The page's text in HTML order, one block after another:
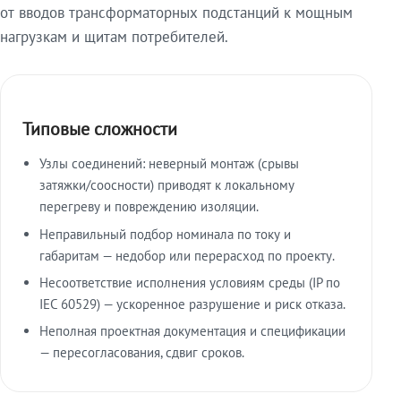
от вводов трансформаторных подстанций к мощным
нагрузкам и щитам потребителей.
Типовые сложности
Узлы соединений: неверный монтаж (срывы
затяжки/соосности) приводят к локальному
перегреву и повреждению изоляции.
Неправильный подбор номинала по току и
габаритам — недобор или перерасход по проекту.
Несоответствие исполнения условиям среды (IP по
IEC 60529) — ускоренное разрушение и риск отказа.
Неполная проектная документация и спецификации
— пересогласования, сдвиг сроков.